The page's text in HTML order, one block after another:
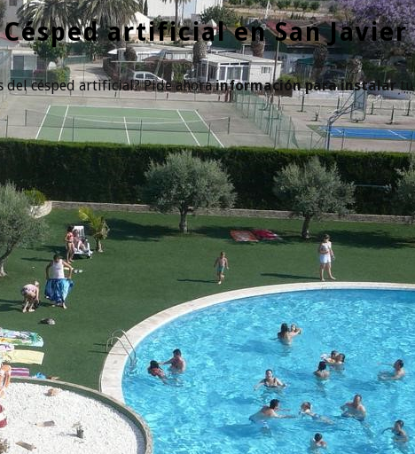
Césped artificial en San Javier
del césped artificial? Pide ahorainformación para instalartu